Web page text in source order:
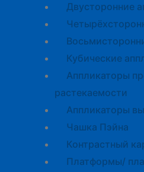
Двусторонние
Кубические
Аппликаторы
растекаемости
Аппликаторы
Чашка Пэйна
Контрастный
Платформы/